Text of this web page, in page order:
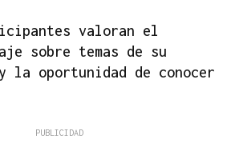
valoran el
sobre temas de su
la oportunidad de conocer